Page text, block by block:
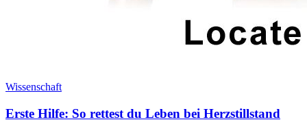
Wissenschaft
Erste Hilfe: So rettest du Leben bei Herzstillstand